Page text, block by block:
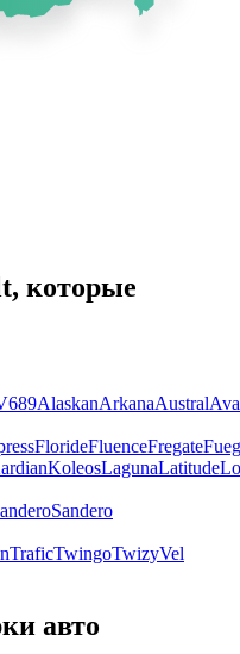
которые
689AlaskanArkanaAustral
FlorideFluenceFregate
KoleosLagunaLatitude
Sandero
TraficTwingoTwizyVel
авто